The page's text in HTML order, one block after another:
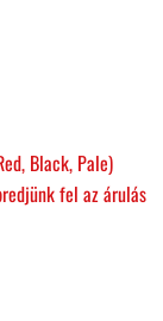
Black, Pale)
fel az árulás